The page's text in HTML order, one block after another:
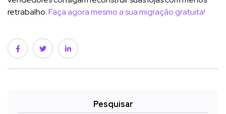
retrabalho.Faça agora mesmo a sua migração gratuita!
Pesquisar